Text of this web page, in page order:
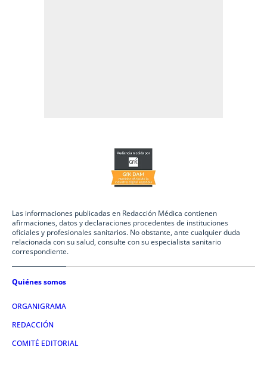
Las informaciones publicadas en Redacción Médica contienen
afirmaciones, datos y declaraciones procedentes de instituciones
oficiales y profesionales sanitarios. No obstante, ante cualquier duda
relacionada con su salud, consulte con su especialista sanitario
correspondiente.
Quiénes somos
ORGANIGRAMA
REDACCIÓN
COMITÉ EDITORIAL